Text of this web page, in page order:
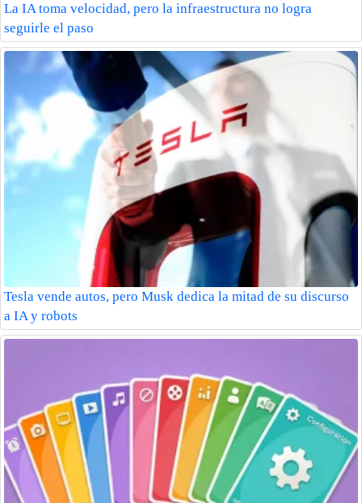
La IA toma velocidad, pero la infraestructura no logra
seguirle el paso
Tesla vende autos, pero Musk dedica la mitad de su discurso
a IA y robots